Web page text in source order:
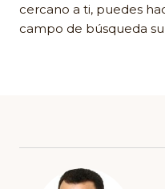
cercano a ti, puedes
campo de búsqueda